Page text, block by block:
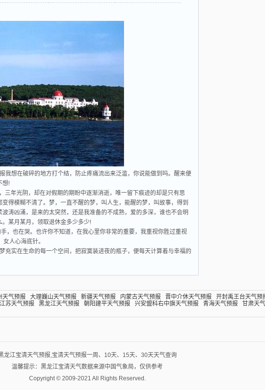
我想在破碎的地方打个结，防止疼痛流出来泛滥，你说能做到吗。醒来便
想!
三年光阴，却在对假期的期盼中逐渐消逝，唯一留下痕迹的却是只有思
得模糊不清了。梦，一直不醒的梦，叫人生，能醒的梦，叫故事，得到
涛凶涌，是来的太突然，还是我准备的不成熟，爱的多深，谁也不会明
某月某月，领取退休金多少多少!
，也在哭。也许你不知道，在我心里你非常的重要，我重视你胜过重视
人心海底针。
充实在生命的每一个空间，把寂寞装进夜的瓶子，便每天计算着与幸福的
天气预报 大理巍山天气预报 新疆天气预报 内蒙古天气预报 晋中介休天气预报 开封禹王台天气预
江苏天气预报 黑龙江天气预报 朝阳建平天气预报 兴安盟科右中旗天气预报 青海天气预报 甘肃天
龙江宝清天气预报,宝清天气预报一周、10天、15天、30天天气查询
温馨提示：黑龙江宝清天气数据来源中国气象局，仅供参考
Copyright © 2009-2021 All Rights Reserved.